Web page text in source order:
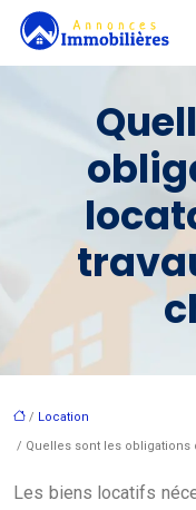
/ Location
/ Quelles sont les obligations
Les biens locatifs